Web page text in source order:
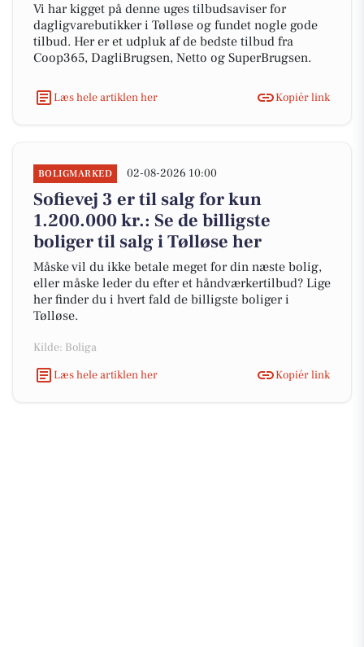
Vi har kigget på denne uges tilbudsaviser for
dagligvarebutikker i Tølløse og fundet nogle gode
tilbud. Her er et udpluk af de bedste tilbud fra
Coop365, DagliBrugsen, Netto og SuperBrugsen.
Læs hele artiklen her Kopiér link
BOLIGMARKED 02-08-2026 10:00
Sofievej 3 er til salg for kun
1.200.000 kr.: Se de billigste
boliger til salg i Tølløse her
Måske vil du ikke betale meget for din næste bolig,
eller måske leder du efter et håndværkertilbud? Lige
her finder du i hvert fald de billigste boliger i
Tølløse.
Kilde: Boliga
Læs hele artiklen her
Kopiér link